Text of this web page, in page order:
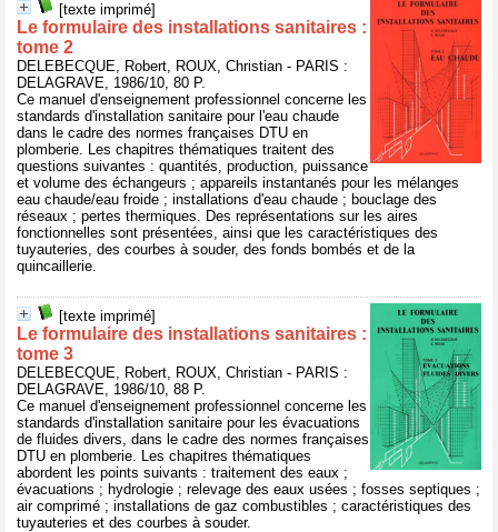
[texte imprimé]
Le formulaire des installations sanitaires :
tome 2
DELEBECQUE, Robert, ROUX, Christian - PARIS :
DELAGRAVE, 1986/10, 80 P.
Ce manuel d'enseignement professionnel concerne les
standards d'installation sanitaire pour l'eau chaude
dans le cadre des normes françaises DTU en
plomberie. Les chapitres thématiques traitent des
questions suivantes : quantités, production, puissance
et volume des échangeurs ; appareils instantanés pour les mélanges
eau chaude/eau froide ; installations d'eau chaude ; bouclage des
réseaux ; pertes thermiques. Des représentations sur les aires
fonctionnelles sont présentées, ainsi que les caractéristiques des
tuyauteries, des courbes à souder, des fonds bombés et de la
quincaillerie.
[texte imprimé]
Le formulaire des installations sanitaires :
tome 3
DELEBECQUE, Robert, ROUX, Christian - PARIS :
DELAGRAVE, 1986/10, 88 P.
Ce manuel d'enseignement professionnel concerne les
standards d'installation sanitaire pour les évacuations
de fluides divers, dans le cadre des normes françaises
DTU en plomberie. Les chapitres thématiques
abordent les points suivants : traitement des eaux ;
évacuations ; hydrologie ; relevage des eaux usées ; fosses septiques ;
air comprimé ; installations de gaz combustibles ; caractéristiques des
tuyauteries et des courbes à souder.